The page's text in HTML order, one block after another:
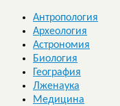
Антропология
Археология
Астрономия
Биология
География
Лженаука
Медицина